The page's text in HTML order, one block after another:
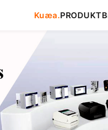
Kuæa.PRODUKT